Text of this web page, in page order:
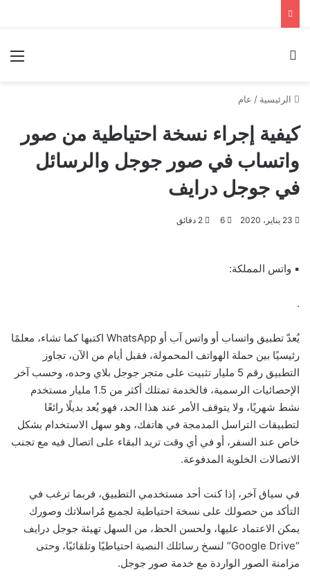
الرئيسية / عام
كيفية إجراء نسخة احتياطية من صور
واتساب في صور جوجل والرسائل
في جوجل درايف
23 يناير، 2020 6
▪︎ واتس المملكة:
.
يُعدّ تطبيق واتساب أو واتس آب أو WhatsApp اكتبها كما تشاء، معلمًا
رئيسيًا بين حملة الهواتف المحمولة، فقبل أيام من الآن، تجاوز
التطبيق رقم 5 مليار تثبيت على متجر جوجل بلاي وحده، وحسب آخر
الإحصائيات الرسمية، فالخدمة تمتلك أكثر من 1.5 مليار مستخدم
نشط شهريًا، ولا يتوقف الأمر عند هذا الحد، فهو يُعد بديلًا رائعًا
لتطبيقات التراسل المدمجة في هاتفك، وهو سهل الاستخدام بشكل
خاص عند السفر، أو في أي وقت تريد البقاء على اتصال فيه مع تجنب
الاتصالات الخلوية المدفوعة.
في سياق آخر، إذا كنت أحد مستخدمي التطبيق، فربما ترغب في
التأكد من حصولك على نسخة احتياطية لجميع مُراسلاتك وصورك
يمكن الاعتماد عليها، ولحسن الحظ، من السهل تهيئة جوجل درايف
“Google Drive” لنسخ رسائلك النصية احتياطيًا وتلقائيًا، وحتى
مزامنة الصور الواردة مع خدمة صور جوجل.